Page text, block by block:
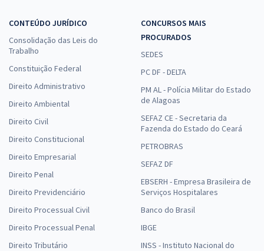
CONTEÚDO JURÍDICO
Consolidação das Leis do
Trabalho
Constituição Federal
Direito Administrativo
Direito Ambiental
Direito Civil
Direito Constitucional
Direito Empresarial
Direito Penal
Direito Previdenciário
Direito Processual Civil
Direito Processual Penal
Direito Tributário
CONCURSOS MAIS
PROCURADOS
SEDES
PC DF - DELTA
PM AL - Polícia Militar do Estado
de Alagoas
SEFAZ CE - Secretaria da
Fazenda do Estado do Ceará
PETROBRAS
SEFAZ DF
EBSERH - Empresa Brasileira de
Serviços Hospitalares
Banco do Brasil
IBGE
INSS - Instituto Nacional do